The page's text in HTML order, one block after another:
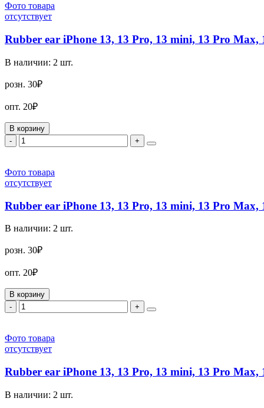
Фото товара
отсутствует
Rubber ear iPhone 13, 13 Pro, 13 mini, 13 Pro Max,
В наличии: 2 шт.
розн. 30₽
опт. 20₽
В корзину
-
+
Фото товара
отсутствует
Rubber ear iPhone 13, 13 Pro, 13 mini, 13 Pro Max,
В наличии: 2 шт.
розн. 30₽
опт. 20₽
В корзину
-
+
Фото товара
отсутствует
Rubber ear iPhone 13, 13 Pro, 13 mini, 13 Pro Max,
В наличии: 2 шт.